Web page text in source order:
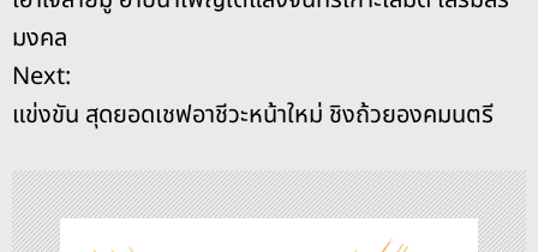
o
o
k
s g n
น
ะ
แ
น
มงคล
Next:
แข่งขัน สุดยอดเชฟอาชีวะหน้าใหม่ ชิงถ้วยองคมนตรี